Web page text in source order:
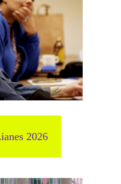
2026